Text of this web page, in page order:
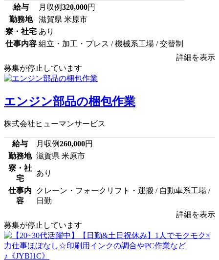
給与 月収例320,000円
勤務地
滋賀県 米原市
寮・社宅 あり
仕事内容 組立・加工・プレス / 機械系工場 / 交替制
詳細を表示
募集が停止しています
エンジン部品の梱包作業
株式会社ヒューマンサービス
給与 月収例260,000円
勤務地 滋賀県 米原市
寮・社
宅
あり
仕事内
容
クレーン・フォークリフト・運搬 / 自動車系工場 /
日勤
詳細を表示
募集が停止しています